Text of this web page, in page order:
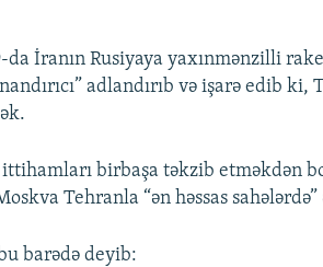
da İranın Rusiyaya yaxınmənzilli
adlandırıb və işarə edib ki,
birbaşa təkzib etməkdən
Tehranla “ən həssas sahələrdə”
barədə deyib: